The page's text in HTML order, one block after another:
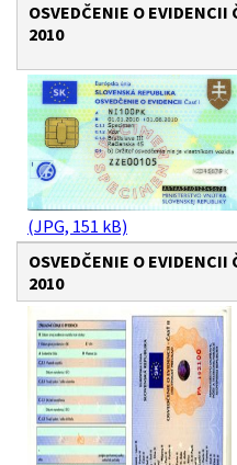
OSVEDČENIE O EVIDENCII
2010
(JPG, 151 kB)
OSVEDČENIE O EVIDENCII
2010